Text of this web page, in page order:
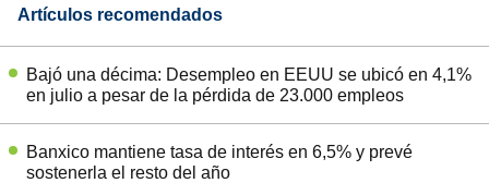
Artículos recomendados
Bajó una décima: Desempleo en EEUU se ubicó en 4,1%
en julio a pesar de la pérdida de 23.000 empleos
Banxico mantiene tasa de interés en 6,5% y prevé
sostenerla el resto del año